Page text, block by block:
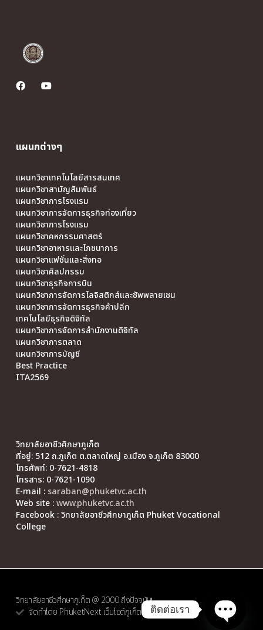
แผนกต่างๆ
แผนกวิชาเทคโนโลยีสารสนเทศ
แผนกวิชาสามัญสัมพันธ์
แผนกวิชาการโรงแรม
แผนกวิชาการจัดการธุรกิจท่องเที่ยว
แผนกวิชาการโรงแรม
แผนกวิชาคหกรรมศาสตร์
แผนกวิชาอาหารและโภชนาการ
แผนกวิชาแฟชั่นและสิ่งทอ
แผนกวิชาศิลปกรรม
แผนกวิชาธุรกิจการบิน
แผนกวิชาการจัดการโลจิสติกส์และซัพพลายเชน
แผนกวิชาการจัดการธุรกิจค้าปลีก
เทคโนโลยีธุรกิจดิจิทัล
แผนกวิชาการจัดการสำนักงานดิจิทัล
แผนกวิชาการตลาด
แผนกวิชาการบัญชี
Best Practice
ITA2569
วิทยาลัยอาชีวศึกษาภูเก็ต
ที่อยู่: 512 ถ.ภูเก็ต ต.ตลาดใหญ่ อ.เมือง จ.ภูเก็ต 83000
โทรศัพท์: 0-7621-4818
โทรสาร: 0-7621-1090
E-mail : saraban@phuketvc.ac.th
Web site :www.phuketvc.ac.th
Facebook : วิทยาลัยอาชีวศึกษาภูเก็ต Phuket Vocational
College
วิทยาลัยอาชีวศึกษาภูเก็ต @ 2000 ถึงปัจจุบัน
จัดทำโดย PhuketNext เว็บไซต์ภูเก็ต
ติดต่อเรา